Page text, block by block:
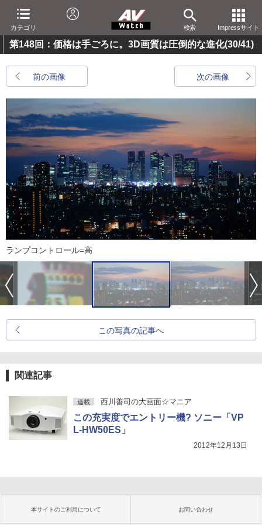
カテゴリ 検索 Impressサイト
第148回：価格は手ごろに。3D画質は圧倒的な進化(30/41)
前の画像 次の画像
ランプコントロール=高
この写真の記事へ
関連記事
連載 西川善司の大画面☆マニア
この充実度でエントリー機? ソニー「VP
L-HW50ES」
2012年12月13日
本サイトのご利用について お問い合わせ